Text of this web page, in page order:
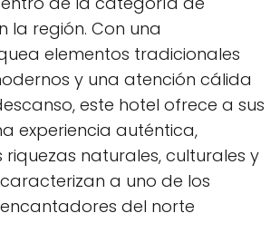
la región. Con una
elementos tradicionales
y una atención cálida
este hotel ofrece a sus
experiencia auténtica,
naturales, culturales y
a uno de los
del norte